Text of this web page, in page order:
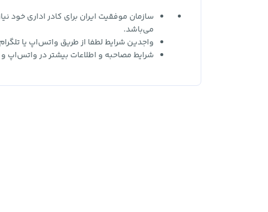
سازمان موفقیت ایران برای کادر اداری خود
می‌باشد.
واجدین شرایط لطفا از طریق واتس‌اپ یا
شرایط مصاحبه و اطلاعات بیشتر در واتس‌اپ